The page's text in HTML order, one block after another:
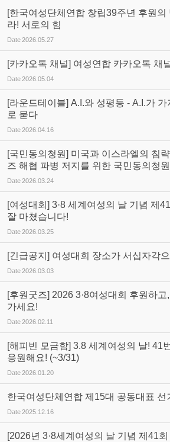
[한국여성단체연합 창립39주년 후원의
라! 서로의 힘
Date2026.05.27
[카카오톡 채널] 여성연합 카카오톡 채
Date2026.05.04
[라운드테이블] A.I.와 성평등 - A.I.가
로 묻다
Date2026.04.16
[국민동의청원] 미국과 이스라엘의 침
즈 해협 파병 저지를 위한 국민동의청원
Date2026.03.24
[여성대회] 3·8 세계여성의 날 기념 제
잘 마쳤습니다!
Date2026.03.25
[긴급공지] 여성대회 장소가 서십자각
Date2026.03.03
[후원굿즈] 2026 3·8여성대회 후원하
가세요!
Date2026.02.11
[해피빈 모금함] 3.8 세계여성의 날! 41
응원해요! (~3/31)
Date2026.01.20
한국여성단체연합 제15대 공동대표 선
Date2025.12.16
[2026년 3·8세계여성의 날 기념 제41